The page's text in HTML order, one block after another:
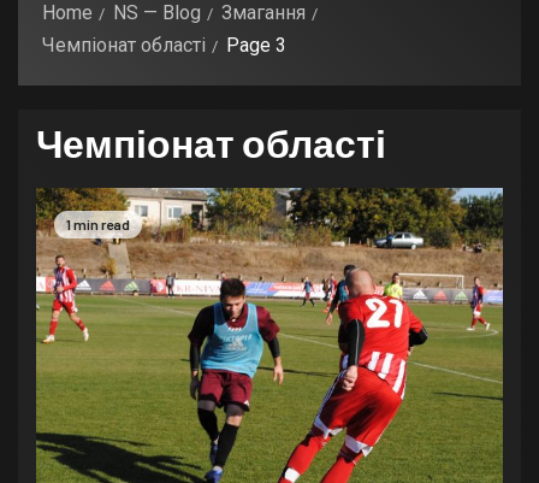
Home NS — Blog
Змагання
Чемпіонат області
Page 3
Чемпіонат області
1 min read